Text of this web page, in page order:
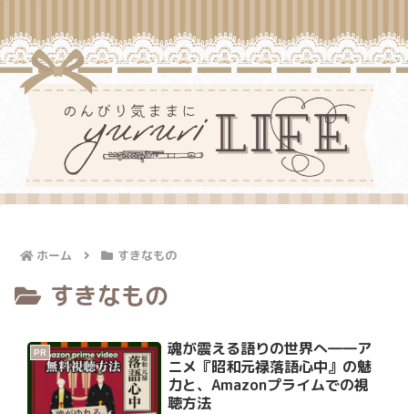
ホーム すきなもの
すきなもの
PR
魂が震える語りの世界へ――ア
ニメ『昭和元禄落語心中』の魅
力と、Amazonプライムでの視
聴方法